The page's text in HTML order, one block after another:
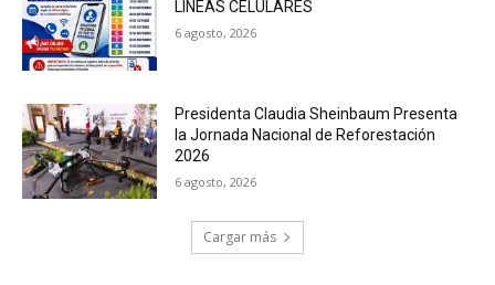
LÍNEAS CELULARES
6 agosto, 2026
Presidenta Claudia Sheinbaum Presenta
la Jornada Nacional de Reforestación
2026
6 agosto, 2026
Cargar más